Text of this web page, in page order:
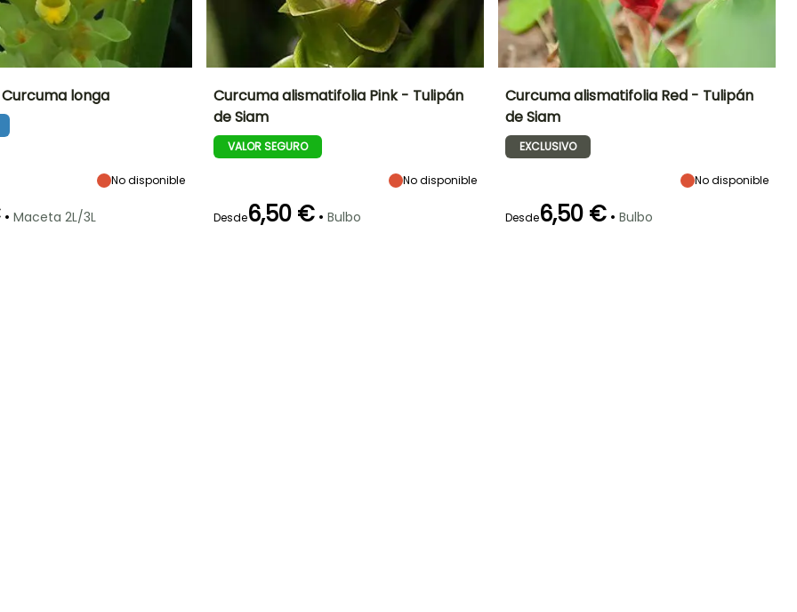
longa
No disponible
• Maceta 2L/3L
madurez
60 cm
Curcuma alismatifolia Pink - Tulipán
de Siam
VALOR SEGURO
No disponible
Desde6,50 € • Bulbo
madurez
70 cm
Curcuma alismatifolia Red - Tulipán
de Siam
EXCLUSIVO
No disponible
Desde6,50 € • Bulbo